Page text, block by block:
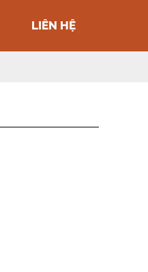
LIÊN HỆ